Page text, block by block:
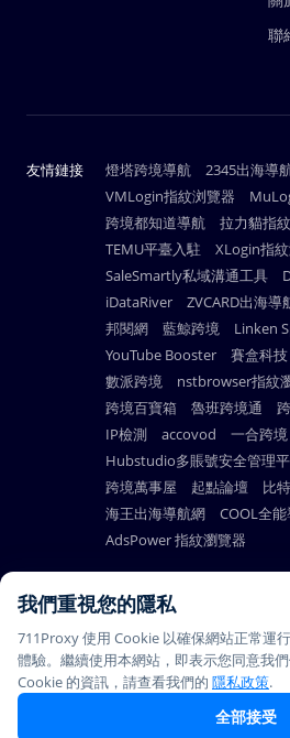
聯
友情鏈接 燈塔跨境導航 2345出海導
VMLogin指紋浏覽器
跨境都知道導航
拉力貓指
TEMU平臺入駐
XLogin指
SaleSmartly私域溝通工具
iDataRiver
ZVCARD出海導
邦閱網
藍鯨跨境 Linken
YouTube Booster
賽盒科技
數派跨境
nstbrowser指紋
跨境百寶箱
魯班跨境通
IP檢測
accovod 一合跨境
Hubstudio多賬號安全管理
跨境萬事屋
起點論壇 比
海王出海導航網
COOL全
AdsPower 指紋瀏覽器
© Copyright 2026
711Proxy.com. All rights
reserved.
PAYMENT
METHODS
我們重視您的隱私
711Proxy 使用 Cookie 以確保網站正常運
體驗。繼續使用本網站，即表示您同意我
Cookie 的資訊，請查看我們的 隱私政策.
全部接受